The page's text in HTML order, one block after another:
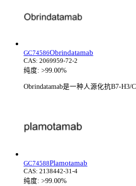
GC74586Obrindatamab
CAS: 2069959-72-2
纯度: >99.00%
Obrindatamab是一种人源化抗B7-H3/
GC74588Plamotamab
CAS: 2138442-31-4
纯度: >99.00%